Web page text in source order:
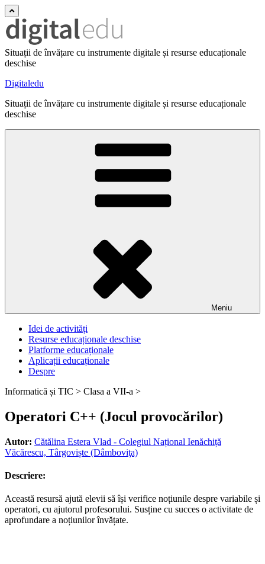
Situații de învățare cu instrumente digitale și resurse educaționale
deschise
Digitaledu
Situații de învățare cu instrumente digitale și resurse educaționale
deschise
Meniu
Idei de activități
Resurse educaționale deschise
Platforme educaționale
Aplicații educaționale
Despre
Informatică și TIC > Clasa a VII-a >
Operatori C++ (Jocul provocărilor)
Autor: Cătălina Estera Vlad - Colegiul Național Ienăchiță
Văcărescu, Târgoviște (Dâmboviţa)
Descriere:
Această resursă ajută elevii să își verifice noțiunile despre variabile și
operatori, cu ajutorul profesorului. Susține cu succes o activitate de
aprofundare a noțiunilor învățate.